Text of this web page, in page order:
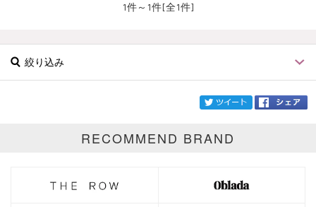
1件～1件[全1件]
絞り込み
RECOMMEND BRAND